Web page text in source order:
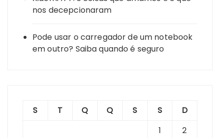
nos decepcionaram
Pode usar o carregador de um notebook
em outro? Saiba quando é seguro
S T Q Q S S
D
1
2